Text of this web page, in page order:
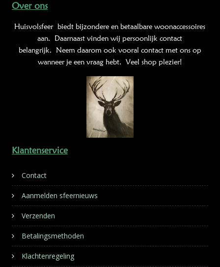
Over ons
Huisvolsfeer biedt bijzondere en betaalbare woonaccessoires
aan. Daarnaast vinden wij persoonlijk contact
belangrijk. Neem daarom ook vooral contact met ons op
wanneer je een vraag hebt. Veel shop plezier!
Klantenservice
Contact
Aanmelden sfeernieuws
Verzenden
Betalingsmethoden
Klachtenregeling